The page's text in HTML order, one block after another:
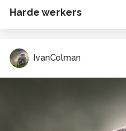
Harde werkers
IvanColman